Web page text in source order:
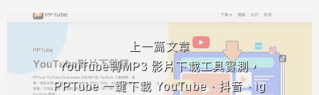
相連文章
上一篇文章
YouTube轉MP3 影片下載工具實測，
PPTube 一鍵下載 YouTube、抖音、ig